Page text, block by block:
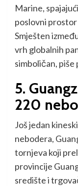
Marine,
poslovni
Smješten
vrh globalnih
simboličan, piše
5.
220
Još jedan
nebodera,
tornjeva koji
provincije
središte i